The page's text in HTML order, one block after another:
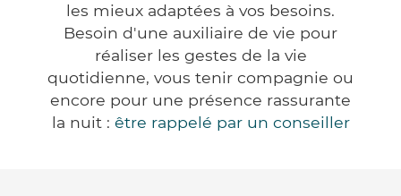
les mieux adaptées à vos besoins.
Besoin d'une auxiliaire de vie pour
réaliser les gestes de la vie
quotidienne, vous tenir compagnie ou
encore pour une présence rassurante
la nuit : être rappelé par un conseiller